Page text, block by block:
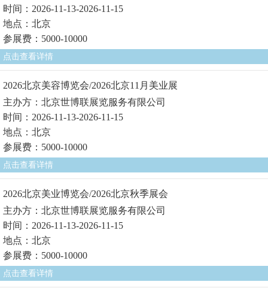
时间：2026-11-13-2026-11-15
地点：北京
参展费：5000-10000
点击查看详情
2026北京美容博览会/2026北京11月美业展
主办方：北京世博联展览服务有限公司
时间：2026-11-13-2026-11-15
地点：北京
参展费：5000-10000
点击查看详情
2026北京美业博览会/2026北京秋季展会
主办方：北京世博联展览服务有限公司
时间：2026-11-13-2026-11-15
地点：北京
参展费：5000-10000
点击查看详情